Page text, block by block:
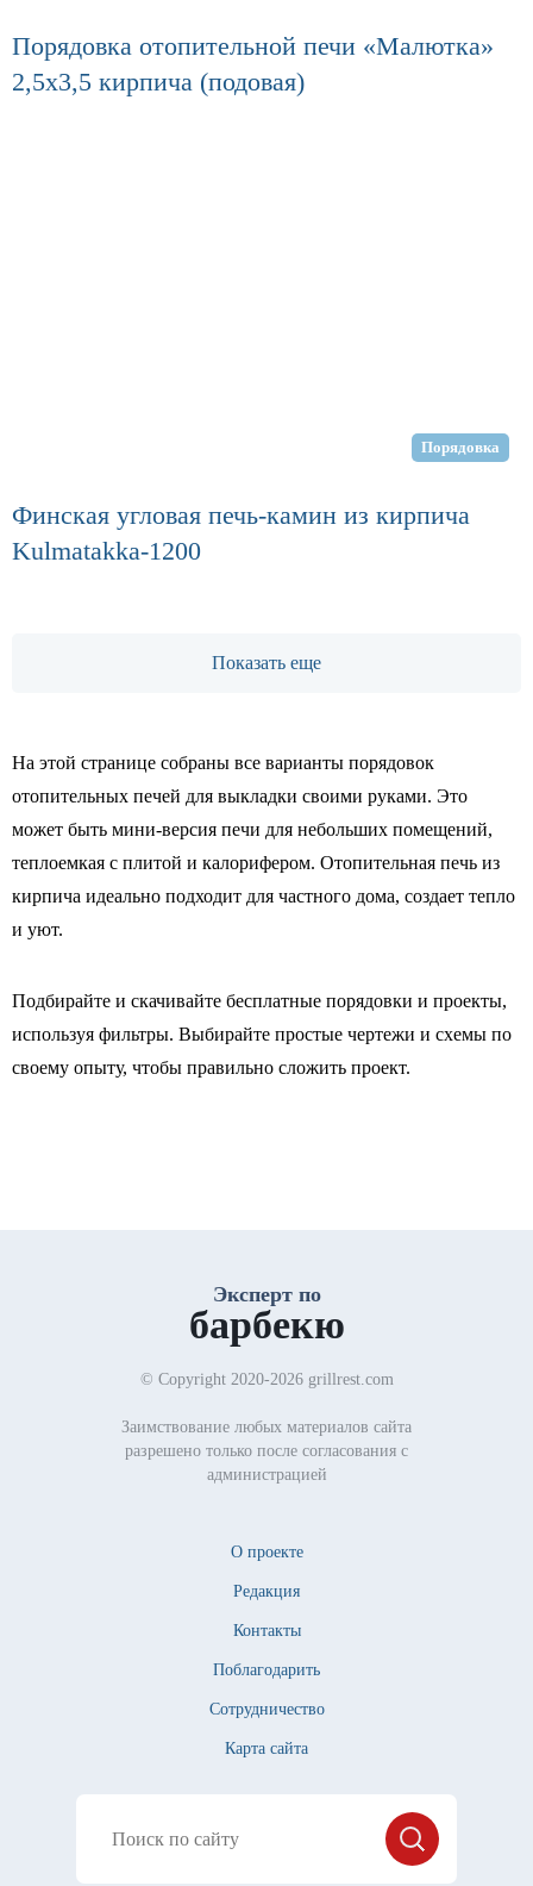
Порядовка отопительной печи «Малютка»
2,5х3,5 кирпича (подовая)
Порядовка
Финская угловая печь-камин из кирпича
Kulmatakka-1200
Показать еще
На этой странице собраны все варианты порядовок
отопительных печей для выкладки своими руками. Это
может быть мини-версия печи для небольших помещений,
теплоемкая с плитой и калорифером. Отопительная печь из
кирпича идеально подходит для частного дома, создает тепло
и уют.
Подбирайте и скачивайте бесплатные порядовки и проекты,
используя фильтры. Выбирайте простые чертежи и схемы по
своему опыту, чтобы правильно сложить проект.
Эксперт по
барбекю
© Copyright 2020-2026 grillrest.com
Заимствование любых материалов сайта
разрешено только после согласования с
администрацией
О проекте
Редакция
Контакты
Поблагодарить
Сотрудничество
Карта сайта